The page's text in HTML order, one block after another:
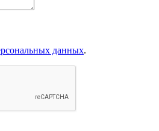
данных.